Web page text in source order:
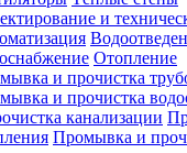
и
Отопление
и прочистка
и прочистка
канализации
Промывка и